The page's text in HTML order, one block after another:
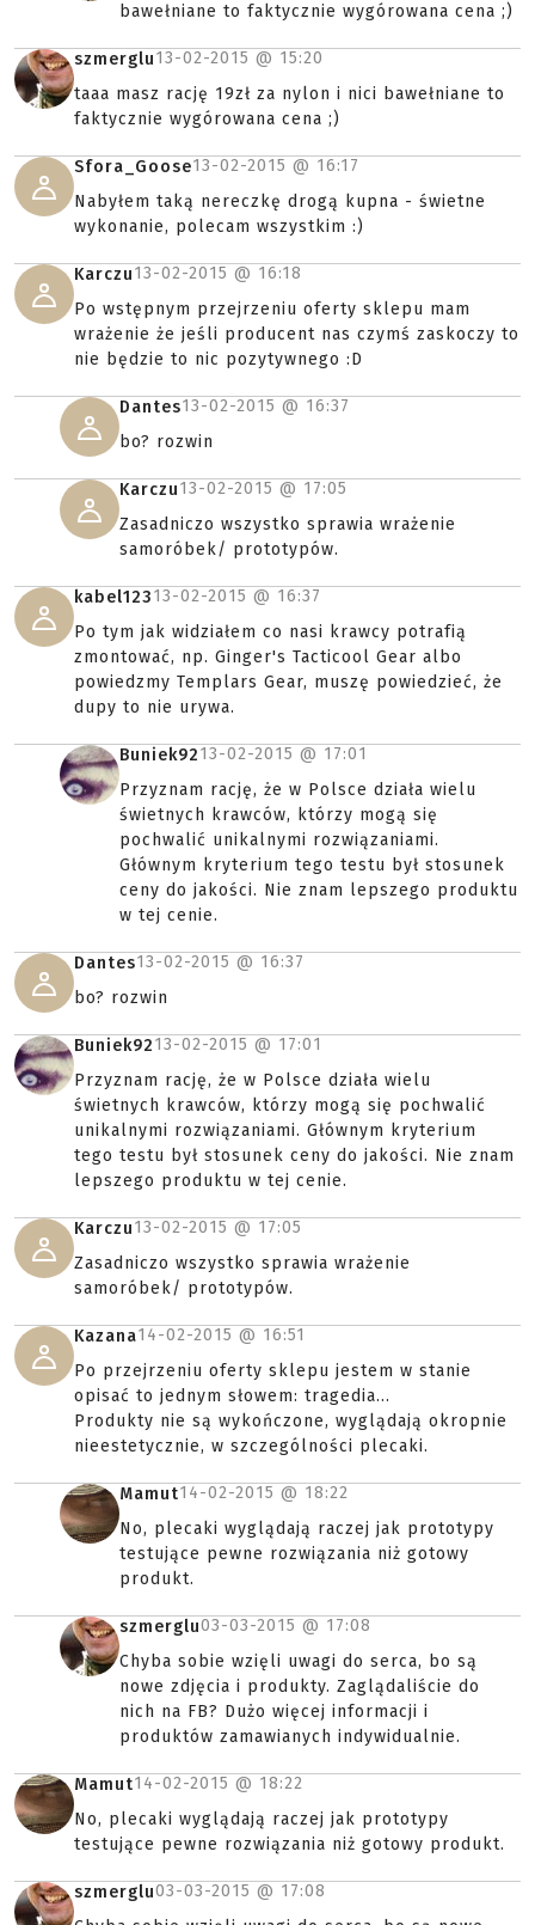
bawełniane to faktycznie wygórowana cena ;)
szmerglu13-02-2015 @ 15:20
taaa masz rację 19zł za nylon i nici bawełniane to
faktycznie wygórowana cena ;)
Sfora_Goose13-02-2015 @ 16:17
Nabyłem taką nereczkę drogą kupna - świetne
wykonanie, polecam wszystkim :)
Karczu13-02-2015 @ 16:18
Po wstępnym przejrzeniu oferty sklepu mam
wrażenie że jeśli producent nas czymś zaskoczy to
nie będzie to nic pozytywnego :D
Dantes13-02-2015 @ 16:37
bo? rozwin
Karczu13-02-2015 @ 17:05
Zasadniczo wszystko sprawia wrażenie
samoróbek/ prototypów.
kabel12313-02-2015 @ 16:37
Po tym jak widziałem co nasi krawcy potrafią
zmontować, np. Ginger's Tacticool Gear albo
powiedzmy Templars Gear, muszę powiedzieć, że
dupy to nie urywa.
Buniek9213-02-2015 @ 17:01
Przyznam rację, że w Polsce działa wielu
świetnych krawców, którzy mogą się
pochwalić unikalnymi rozwiązaniami.
Głównym kryterium tego testu był stosunek
ceny do jakości. Nie znam lepszego produktu
w tej cenie.
Dantes13-02-2015 @ 16:37
bo? rozwin
Buniek9213-02-2015 @ 17:01
Przyznam rację, że w Polsce działa wielu
świetnych krawców, którzy mogą się pochwalić
unikalnymi rozwiązaniami. Głównym kryterium
tego testu był stosunek ceny do jakości. Nie znam
lepszego produktu w tej cenie.
Karczu13-02-2015 @ 17:05
Zasadniczo wszystko sprawia wrażenie
samoróbek/ prototypów.
Kazana14-02-2015 @ 16:51
Po przejrzeniu oferty sklepu jestem w stanie
opisać to jednym słowem: tragedia...
Produkty nie są wykończone, wyglądają okropnie
nieestetycznie, w szczególności plecaki.
Mamut14-02-2015 @ 18:22
No, plecaki wyglądają raczej jak prototypy
testujące pewne rozwiązania niż gotowy
produkt.
szmerglu03-03-2015 @ 17:08
Chyba sobie wzięli uwagi do serca, bo są
nowe zdjęcia i produkty. Zaglądaliście do
nich na FB? Dużo więcej informacji i
produktów zamawianych indywidualnie.
Mamut14-02-2015 @ 18:22
No, plecaki wyglądają raczej jak prototypy
testujące pewne rozwiązania niż gotowy produkt.
szmerglu03-03-2015 @ 17:08